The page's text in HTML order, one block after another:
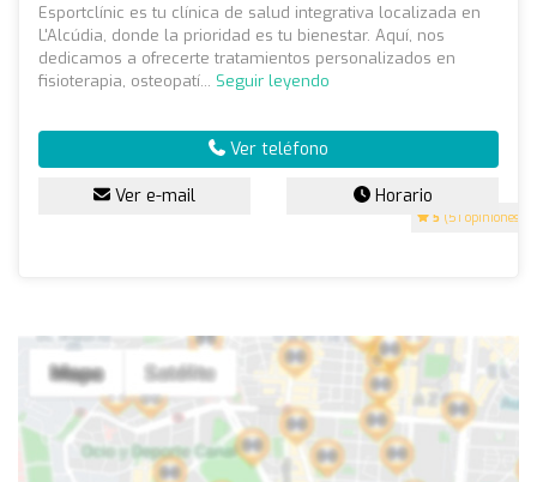
5 (51 opiniones)
Esportclínic es tu clínica de salud integrativa localizada en
L'Alcúdia, donde la prioridad es tu bienestar. Aquí, nos
dedicamos a ofrecerte tratamientos personalizados en
fisioterapia, osteopatí... Seguir leyendo
Ver teléfono
Ver e-mail Horario